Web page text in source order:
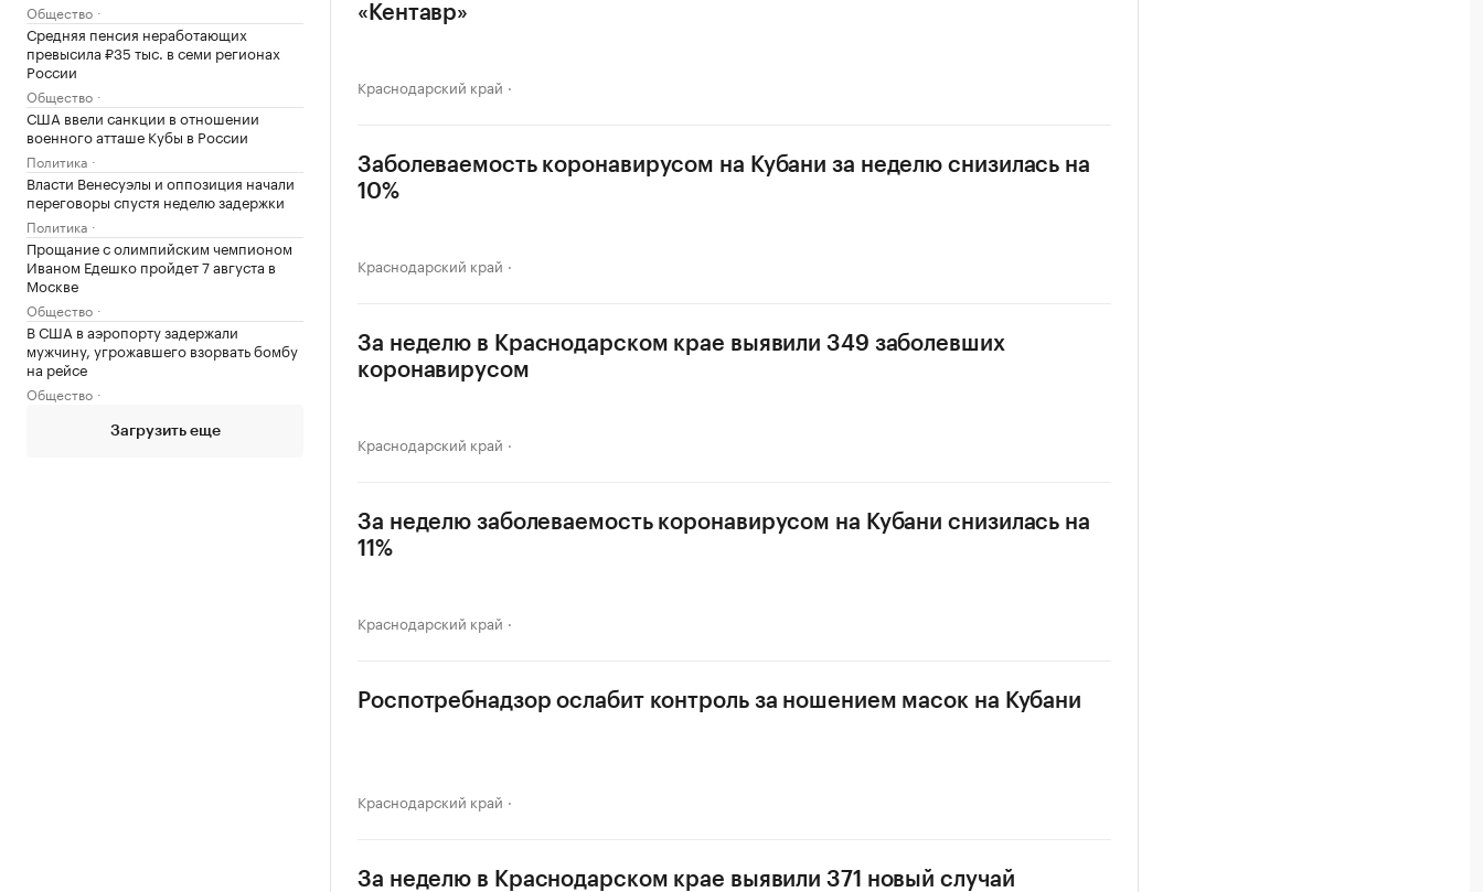
Общество
Средняя пенсия неработающих
превысила ₽35 тыс. в семи регионах
России
Общество
США ввели санкции в отношении
военного атташе Кубы в России
Политика
Власти Венесуэлы и оппозиция начали
переговоры спустя неделю задержки
Политика
Прощание с олимпийским чемпионом
Иваном Едешко пройдет 7 августа в
Москве
Общество
В США в аэропорту задержали
мужчину, угрожавшего взорвать бомбу
на рейсе
Общество
Загрузить еще
«Кентавр»
Краснодарский край
Заболеваемость коронавирусом на Кубани за неделю снизилась на
10%
Краснодарский край
За неделю в Краснодарском крае выявили 349 заболевших
коронавирусом
Краснодарский край
За неделю заболеваемость коронавирусом на Кубани снизилась на
11%
Краснодарский край
Роспотребнадзор ослабит контроль за ношением масок на Кубани
Краснодарский край
За неделю в Краснодарском крае выявили 371 новый случай